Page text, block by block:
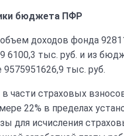
бюджета ПФР
доходов фонда
тыс. руб. и из
тыс. руб.
страховых
22% в пределах
для исчисления